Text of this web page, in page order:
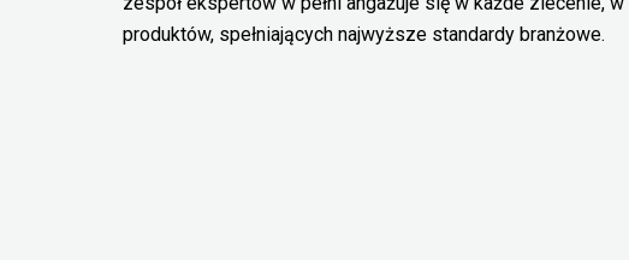
produktów, spełniających najwyższe standardy branżowe.